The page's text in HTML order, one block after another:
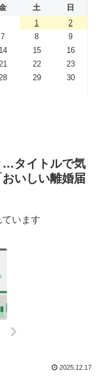
土
日
1
2
7 8
9
14 15
16
22
23
29
30
…タイトルで気
いしい離婚届
います
2025.12.17